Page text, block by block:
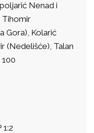
Nenad i
Tihomir
Gora), Kolarić
(Nedelišće), Talan